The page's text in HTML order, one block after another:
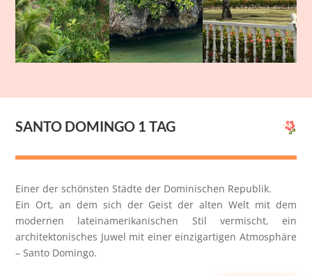
SANTO DOMINGO 1 TAG
Einer der schönsten Städte der Dominischen Republik.
Ein Ort, an dem sich der Geist der alten Welt mit dem
modernen lateinamerikanischen Stil vermischt, ein
architektonisches Juwel mit einer einzigartigen Atmosphäre
– Santo Domingo.